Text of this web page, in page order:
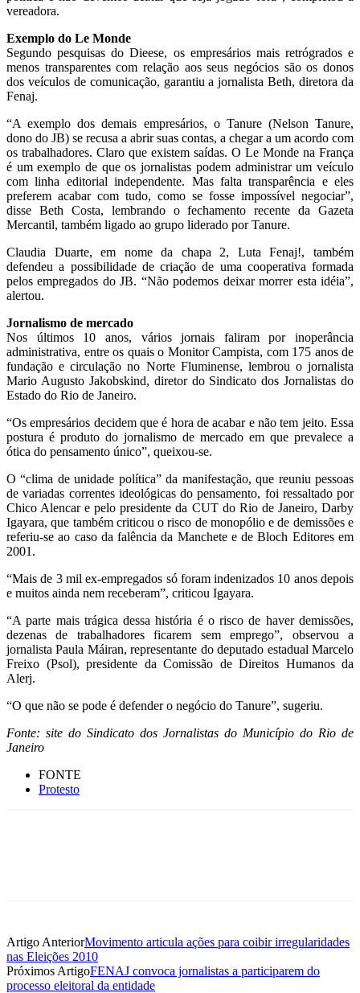
vereadora.
Exemplo do Le Monde
Segundo pesquisas do Dieese, os empresários mais retrógrados e
menos transparentes com relação aos seus negócios são os donos
dos veículos de comunicação, garantiu a jornalista Beth, diretora da
Fenaj.
“A exemplo dos demais empresários, o Tanure (Nelson Tanure,
dono do JB) se recusa a abrir suas contas, a chegar a um acordo com
os trabalhadores. Claro que existem saídas. O Le Monde na França
é um exemplo de que os jornalistas podem administrar um veículo
com linha editorial independente. Mas falta transparência e eles
preferem acabar com tudo, como se fosse impossível negociar”,
disse Beth Costa, lembrando o fechamento recente da Gazeta
Mercantil, também ligado ao grupo liderado por Tanure.
Claudia Duarte, em nome da chapa 2, Luta Fenaj!, também
defendeu a possibilidade de criação de uma cooperativa formada
pelos empregados do JB. “Não podemos deixar morrer esta idéia”,
alertou.
Jornalismo de mercado
Nos últimos 10 anos, vários jornais faliram por inoperância
administrativa, entre os quais o Monitor Campista, com 175 anos de
fundação e circulação no Norte Fluminense, lembrou o jornalista
Mario Augusto Jakobskind, diretor do Sindicato dos Jornalistas do
Estado do Rio de Janeiro.
“Os empresários decidem que é hora de acabar e não tem jeito. Essa
postura é produto do jornalismo de mercado em que prevalece a
ótica do pensamento único”, queixou-se.
O “clima de unidade política” da manifestação, que reuniu pessoas
de variadas correntes ideológicas do pensamento, foi ressaltado por
Chico Alencar e pelo presidente da CUT do Rio de Janeiro, Darby
Igayara, que também criticou o risco de monopólio e de demissões e
referiu-se ao caso da falência da Manchete e de Bloch Editores em
2001.
“Mais de 3 mil ex-empregados só foram indenizados 10 anos depois
e muitos ainda nem receberam”, criticou Igayara.
“A parte mais trágica dessa história é o risco de haver demissões,
dezenas de trabalhadores ficarem sem emprego”, observou a
jornalista Paula Máiran, representante do deputado estadual Marcelo
Freixo (Psol), presidente da Comissão de Direitos Humanos da
Alerj.
“O que não se pode é defender o negócio do Tanure”, sugeriu.
Fonte: site do Sindicato dos Jornalistas do Município do Rio de
Janeiro
FONTE
Protesto
Artigo AnteriorMovimento articula ações para coibir irregularidades
nas Eleições 2010
Próximos ArtigoFENAJ convoca jornalistas a participarem do
processo eleitoral da entidade